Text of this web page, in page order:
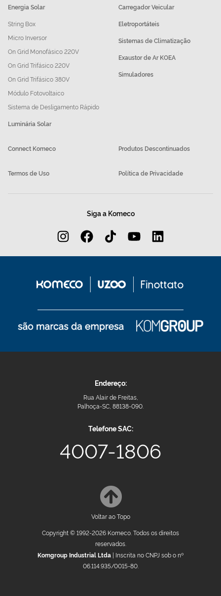
Energia Solar
String Box
Micro Inversor
On Grid Monofásico 220V
On Grid Trifásico 220V
On Grid Trifásico 380V
Módulo Fotovoltaico
Sistema de Desligamento Rápido
Luminária Solar
Carregador Veicular
Eletroportáteis
Sistemas de Climatização
Exaustor de Ar KOEA
Simuladores
Connect Komeco Produtos Descontinuados
Termos de Uso Política de Privacidade
Siga a Komeco
Endereço:
Rua Alair de Freitas,
Palhoça-SC, 88138-090.
Telefone SAC:
4007-1806
Voltar ao Topo
Copyright © 1992-2026 Komeco. Todos os direitos
reservados.
Komgroup Industrial Ltda | Inscrita no CNPJ sob o nº
06.114.935/0015-80.